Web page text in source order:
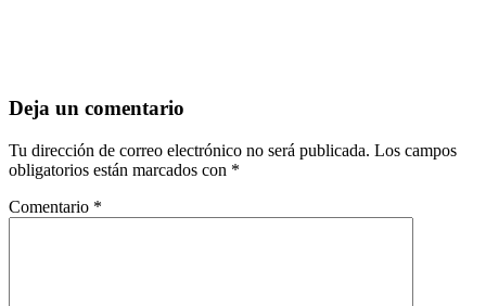
Deja un comentario
Tu dirección de correo electrónico no será publicada. Los campos
obligatorios están marcados con *
Comentario *